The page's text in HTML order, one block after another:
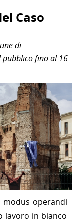
Caso
di
pubblico fino al 16
modus operandi
lavoro in bianco